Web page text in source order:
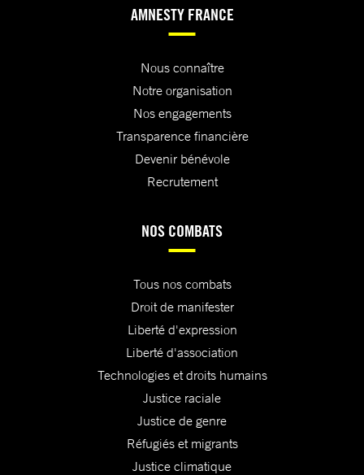
AMNESTY FRANCE
Nous connaître
Notre organisation
Nos engagements
Transparence financière
Devenir bénévole
Recrutement
NOS COMBATS
Tous nos combats
Droit de manifester
Liberté d'expression
Liberté d'association
Technologies et droits humains
Justice raciale
Justice de genre
Réfugiés et migrants
Justice climatique